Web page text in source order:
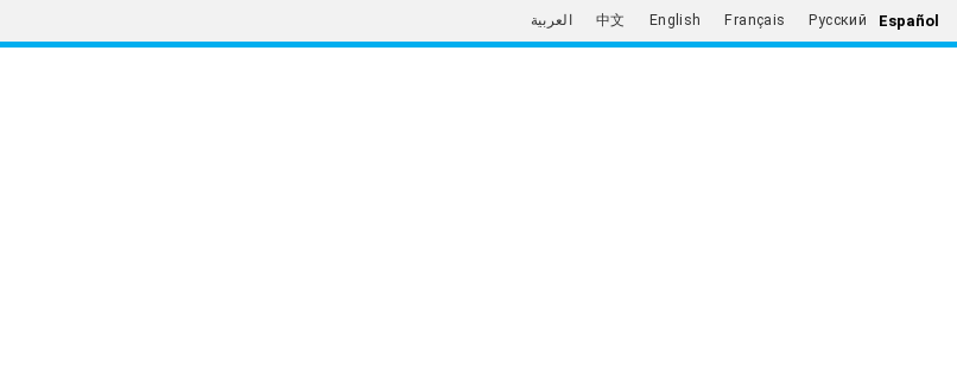
العربية 中文 English Français Русский Español